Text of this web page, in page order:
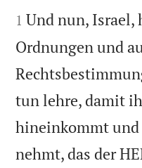


1 Und nun, Israel,
Ordnungen und
tun lehre, damit
hineinkommt und
nehmt, das der